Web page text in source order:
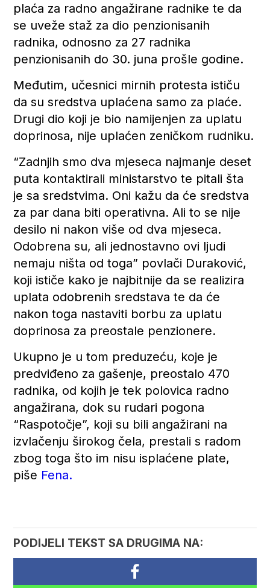
plaća za radno angažirane radnike te da
se uveže staž za dio penzionisanih
radnika, odnosno za 27 radnika
penzionisanih do 30. juna prošle godine.
Međutim, učesnici mirnih protesta ističu
da su sredstva uplaćena samo za plaće.
Drugi dio koji je bio namijenjen za uplatu
doprinosa, nije uplaćen zeničkom rudniku.
“Zadnjih smo dva mjeseca najmanje deset
puta kontaktirali ministarstvo te pitali šta
je sa sredstvima. Oni kažu da će sredstva
za par dana biti operativna. Ali to se nije
desilo ni nakon više od dva mjeseca.
Odobrena su, ali jednostavno ovi ljudi
nemaju ništa od toga” povlači Duraković,
koji ističe kako je najbitnije da se realizira
uplata odobrenih sredstava te da će
nakon toga nastaviti borbu za uplatu
doprinosa za preostale penzionere.
Ukupno je u tom preduzeću, koje je
predviđeno za gašenje, preostalo 470
radnika, od kojih je tek polovica radno
angažirana, dok su rudari pogona
“Raspotočje”, koji su bili angažirani na
izvlačenju širokog čela, prestali s radom
zbog toga što im nisu isplaćene plate,
piše Fena.
PODIJELI TEKST SA DRUGIMA NA: